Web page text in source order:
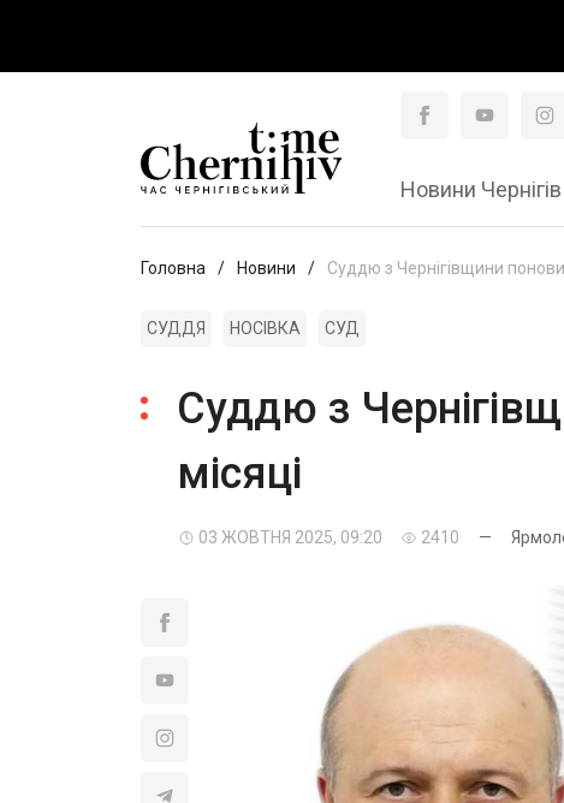
Новини Чернігів
Головна Новини Суддю з Чернігівщини
СУДДЯ НОСІВКА СУД
Суддю з
місяці
03 ЖОВТНЯ 2025, 09:20 2410 —